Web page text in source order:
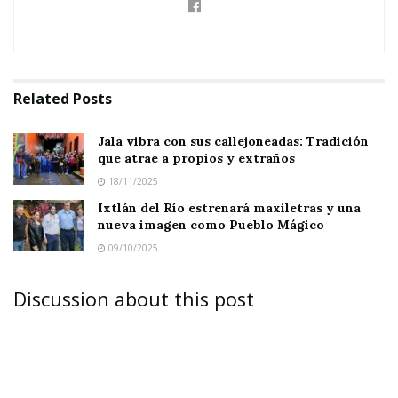
prefirieron elevar sus oraciones en el citado
Related Posts
Jala vibra con sus callejoneadas: Tradición
que atrae a propios y extraños
18/11/2025
Ixtlán del Río estrenará maxiletras y una
nueva imagen como Pueblo Mágico
09/10/2025
Discussion about this post